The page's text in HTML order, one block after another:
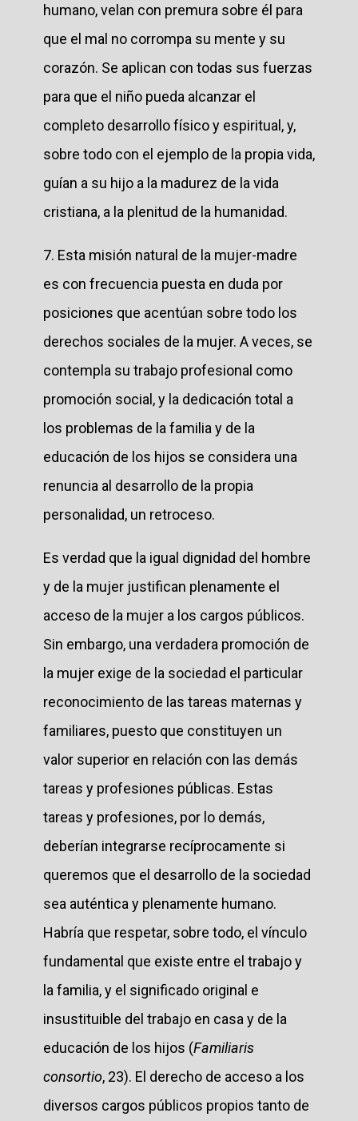
humano, velan con premura sobre él para
que el mal no corrompa su mente y su
corazón. Se aplican con todas sus fuerzas
para que el niño pueda alcanzar el
completo desarrollo físico y espiritual, y,
sobre todo con el ejemplo de la propia vida,
guían a su hijo a la madurez de la vida
cristiana, a la plenitud de la humanidad.
7. Esta misión natural de la mujer-madre
es con frecuencia puesta en duda por
posiciones que acentúan sobre todo los
derechos sociales de la mujer. A veces, se
contempla su trabajo profesional como
promoción social, y la dedicación total a
los problemas de la familia y de la
educación de los hijos se considera una
renuncia al desarrollo de la propia
personalidad, un retroceso.
Es verdad que la igual dignidad del hombre
y de la mujer justifican plenamente el
acceso de la mujer a los cargos públicos.
Sin embargo, una verdadera promoción de
la mujer exige de la sociedad el particular
reconocimiento de las tareas maternas y
familiares, puesto que constituyen un
valor superior en relación con las demás
tareas y profesiones públicas. Estas
tareas y profesiones, por lo demás,
deberían integrarse recíprocamente si
queremos que el desarrollo de la sociedad
sea auténtica y plenamente humano.
Habría que respetar, sobre todo, el vínculo
fundamental que existe entre el trabajo y
la familia, y el significado original e
insustituible del trabajo en casa y de la
educación de los hijos (Familiaris
consortio, 23). El derecho de acceso a los
diversos cargos públicos propios tanto de